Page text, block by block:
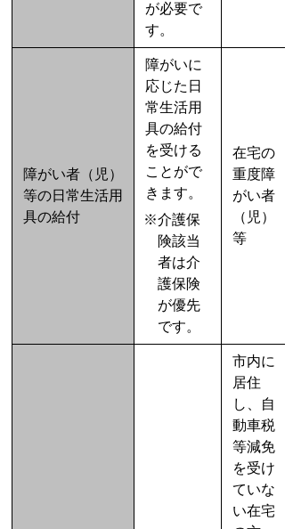
が必要で
す。
障がい者（児）
等の日常生活用
具の給付
障がいに
応じた日
常生活用
具の給付
を受ける
ことがで
きます。
※介護保
険該当
者は介
護保険
が優先
です。
在宅の
重度障
がい者
（児）
等
市内に
居住
し、自
動車税
等減免
を受け
ていな
い在宅